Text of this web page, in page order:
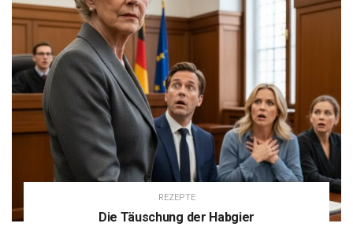
REZEPTE
Die Täuschung der Habgier